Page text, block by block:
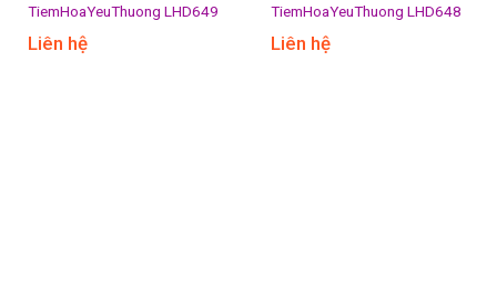
TiemHoaYeuThuong LHD649
Liên hệ
TiemHoaYeuThuong LHD648
Liên hệ